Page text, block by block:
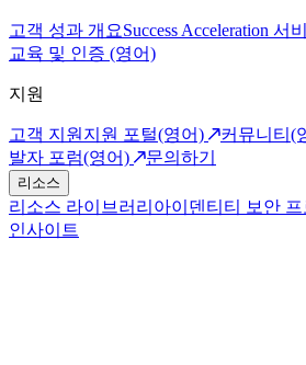
고객 성과 개요Success Acceleration 서
교육 및 인증 (영어)
지원
고객 지원 지원 포털(영어) 커뮤니티(
발자 포럼(영어)
문의하기
리소스
리소스 라이브러리 아이덴티티 보안
인사이트